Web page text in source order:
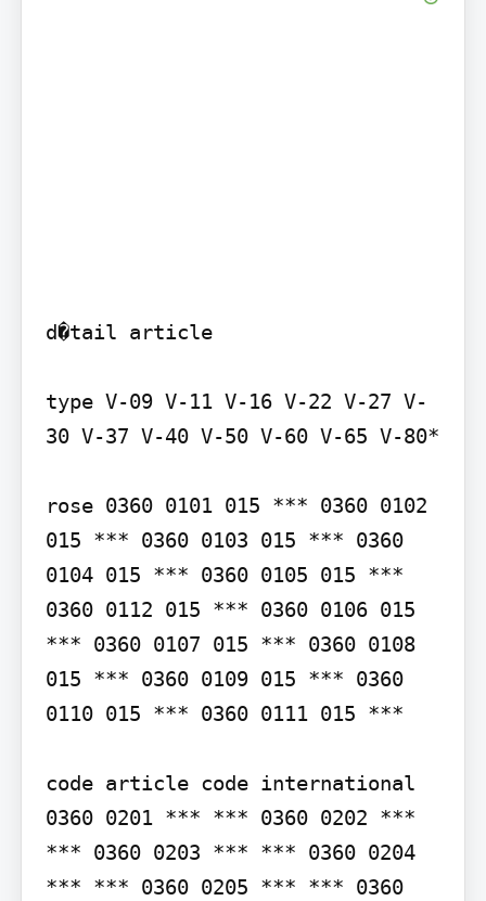
d�tail article
type V-09 V-11 V-16 V-22 V-27 V-
30 V-37 V-40 V-50 V-60 V-65 V-80*
rose 0360 0101 015 *** 0360 0102
015 *** 0360 0103 015 *** 0360
0104 015 *** 0360 0105 015 ***
0360 0112 015 *** 0360 0106 015
*** 0360 0107 015 *** 0360 0108
015 *** 0360 0109 015 *** 0360
0110 015 *** 0360 0111 015 ***
code article code international
0360 0201 *** *** 0360 0202 ***
*** 0360 0203 *** *** 0360 0204
*** *** 0360 0205 *** *** 0360